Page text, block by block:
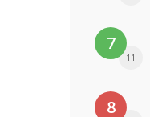
7
11
8